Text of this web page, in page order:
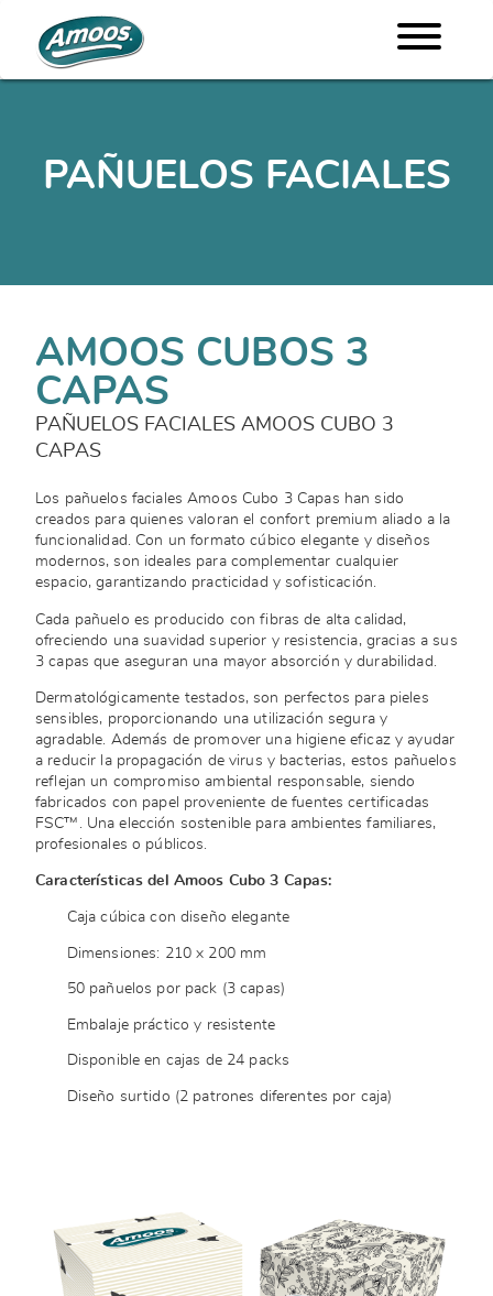
PAÑUELOS FACIALES
AMOOS CUBOS 3
CAPAS
PAÑUELOS FACIALES AMOOS CUBO 3
CAPAS
Los pañuelos faciales Amoos Cubo 3 Capas han sido
creados para quienes valoran el confort premium aliado a la
funcionalidad. Con un formato cúbico elegante y diseños
modernos, son ideales para complementar cualquier
espacio, garantizando practicidad y sofisticación.
Cada pañuelo es producido con fibras de alta calidad,
ofreciendo una suavidad superior y resistencia, gracias a sus
3 capas que aseguran una mayor absorción y durabilidad.
Dermatológicamente testados, son perfectos para pieles
sensibles, proporcionando una utilización segura y
agradable. Además de promover una higiene eficaz y ayudar
a reducir la propagación de virus y bacterias, estos pañuelos
reflejan un compromiso ambiental responsable, siendo
fabricados con papel proveniente de fuentes certificadas
FSC™. Una elección sostenible para ambientes familiares,
profesionales o públicos.
Características del Amoos Cubo 3 Capas:
Caja cúbica con diseño elegante
Dimensiones: 210 x 200 mm
50 pañuelos por pack (3 capas)
Embalaje práctico y resistente
Disponible en cajas de 24 packs
Diseño surtido (2 patrones diferentes por caja)